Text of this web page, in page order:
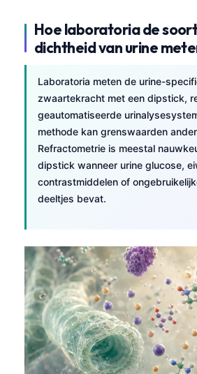
Hoe laboratoria de
dichtheid van urine
Laboratoria meten de urine-
zwaartekracht met een dipstick,
geautomatiseerde
methode kan grenswaarden
Refractometrie is meestal
dipstick wanneer urine glucose,
contrastmiddelen of
deeltjes bevat.
Татар теле
Беларуская мова
Esperanto
Frysk
Ślōnskŏ gŏdka
Norsk bokmål